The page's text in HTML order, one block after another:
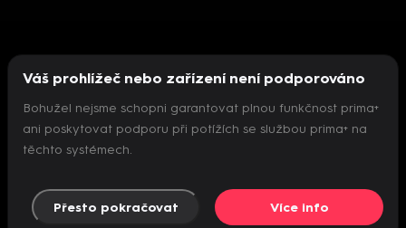
Nepodařilo se inicializovat přehrávač
Váš prohlížeč nebo zařízení není podporováno
Bohužel nejsme schopni garantovat plnou funkčnost prima+
ani poskytovat podporu při potížích se službou prima+ na
těchto systémech.
Přesto pokračovat Více info